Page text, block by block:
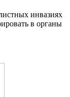
инвазиях
в органы